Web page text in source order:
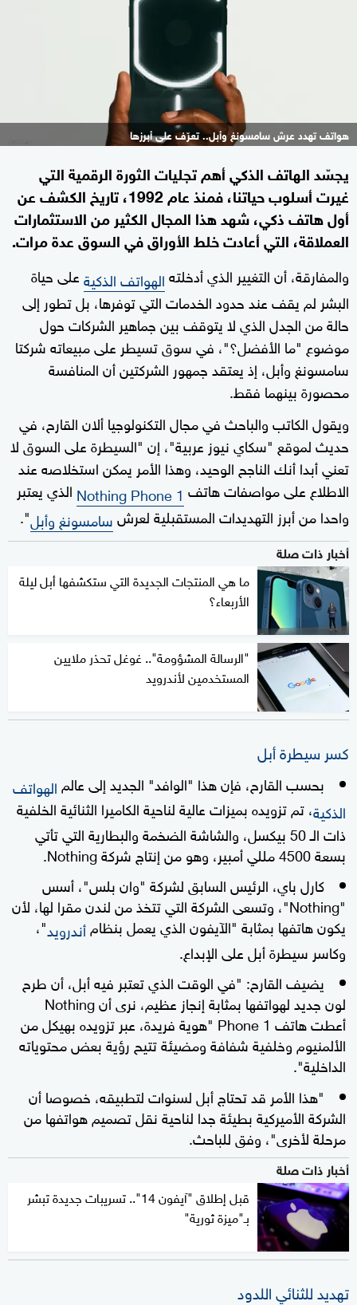
هواتف تهدد عرش سامسونغ وأبل.. تعرّف على أبرزها
يجسّد الهاتف الذكي أهم تجليات الثورة الرقمية التي
غيرت أسلوب حياتنا، فمنذ عام 1992، تاريخ الكشف عن
أول هاتف ذكي، شهد هذا المجال الكثير من الاستثمارات
العملاقة، التي أعادت خلط الأوراق في السوق عدة مرات.
والمفارقة، أن التغيير الذي أدخلتهالهواتف الذكيةعلى حياة
البشر لم يقف عند حدود الخدمات التي توفرها، بل تطور إلى
حالة من الجدل الذي لا يتوقف بين جماهير الشركات حول
موضوع "ما الأفضل؟"، في سوق تسيطر على مبيعاته شركتا
سامسونغ وأبل، إذ يعتقد جمهور الشركتين أن المنافسة
محصورة بينهما فقط.
ويقول الكاتب والباحث في مجال التكنولوجيا ألان القارح، في
حديث لموقع "سكاي نيوز عربية"، إن "السيطرة على السوق لا
تعني أبدا أنك الناجح الوحيد، وهذا الأمر يمكن استخلاصه عند
الاطلاع على مواصفات هاتف Nothing Phone 1 الذي يعتبر
واحدا من أبرز التهديدات المستقبلية لعرشسامسونغ وأبل".
أخبار ذات صلة
ما هي المنتجات الجديدة التي ستكشفها أبل ليلة
الأربعاء؟
"الرسالة المشؤومة".. غوغل تحذر ملايين
المستخدمين لأندرويد
كسر سيطرة أبل
بحسب القارح، فإن هذا "الوافد" الجديد إلى عالم الهواتف
الذكية، تم تزويده بميزات عالية لناحية الكاميرا الثنائية الخلفية
ذات الـ 50 بيكسل، والشاشة الضخمة والبطارية التي تأتي
بسعة 4500 مللي أمبير، وهو من إنتاج شركة Nothing.
كارل باي، الرئيس السابق لشركة "وان بلس"، أسس
"Nothing"، وتسعى الشركة التي تتخذ من لندن مقرا لها، لأن
يكون هاتفها بمثابة "الآيفون الذي يعمل بنظامأندرويد"،
وكاسر سيطرة أبل على الإبداع.
يضيف القارح: "في الوقت الذي تعتبر فيه أبل، أن طرح
لون جديد لهواتفها بمثابة إنجاز عظيم، نرى أن Nothing
أعطت هاتف Phone 1 "هوية فريدة، عبر تزويده بهيكل من
الألمنيوم وخلفية شفافة ومضيئة تتيح رؤية بعض محتوياته
الداخلية".
"هذا الأمر قد تحتاج أبل لسنوات لتطبيقه، خصوصا أن
الشركة الأميركية بطيئة جدا لناحية نقل تصميم هواتفها من
مرحلة لأخرى"، وفق للباحث.
أخبار ذات صلة
قبل إطلاق "آيفون 14".. تسريبات جديدة تبشر
بـ"ميزة ثورية"
تهديد للثنائي اللدود